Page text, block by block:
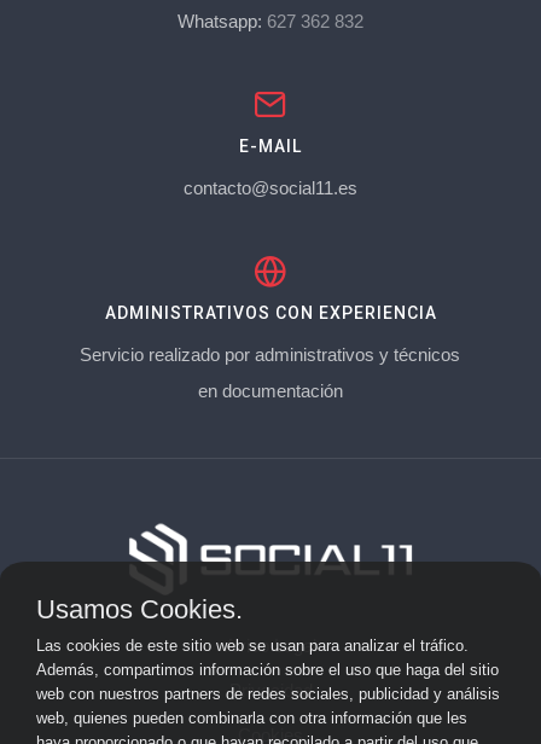
Whatsapp: 627 362 832
E-MAIL
contacto@social11.es
ADMINISTRATIVOS CON EXPERIENCIA
Servicio realizado por administrativos y técnicos
en documentación
Aviso Legal
Privacidad
Cookies
Usamos Cookies.
Las cookies de este sitio web se usan para analizar el tráfico.
Además, compartimos información sobre el uso que haga del sitio
web con nuestros partners de redes sociales, publicidad y análisis
web, quienes pueden combinarla con otra información que les